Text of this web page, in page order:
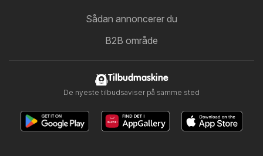
Sådan annoncerer du
B2B område
Tilbudmaskine
De nyeste tilbudsaviser på samme sted